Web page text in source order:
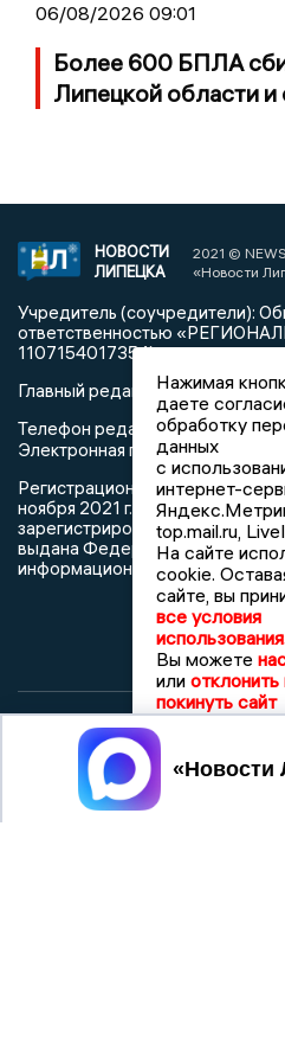
06/08/2026 09:01
Более 600 БПЛА
Липецкой области и
НОВОСТИ
ЛИПЕЦКА
2021 ©
«Новости
Учредитель (соучредители):
ответственностью
1107154017354)
Главный редактор: Герцог Е.Г.
Телефон редакции: +7 903 699
Электронная почта редакции:
Регистрационный номер:
ноября 2021 г. согласно выписке
зарегистрированных средств
выдана Федеральной службой
информационных технологий и
При использовании любого
гиперссылка на Сетевое
обязательна.
Нажимая
даете
обработку
данных
с
интернет-
top.mail.ru,
На сайте
cookie.
сайте, вы
все условия
Вы можете
или отклонить
покинуть сайт
Принять